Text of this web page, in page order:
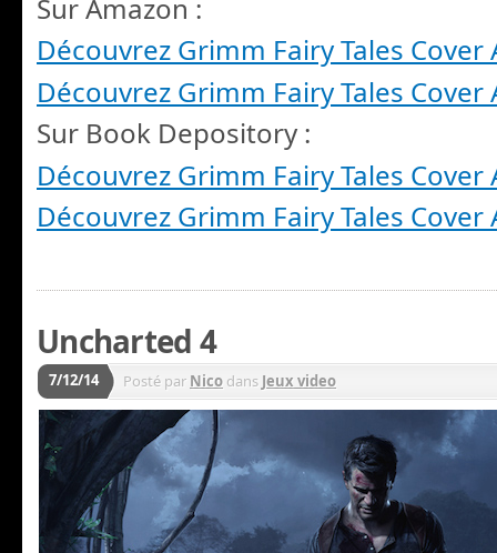
Sur Amazon :
Découvrez Grimm Fairy Tales Cover
Découvrez Grimm Fairy Tales Cover
Sur Book Depository :
Découvrez Grimm Fairy Tales Cover
Découvrez Grimm Fairy Tales Cover
Uncharted 4
7/12/14 Posté par Nico dans Jeux video